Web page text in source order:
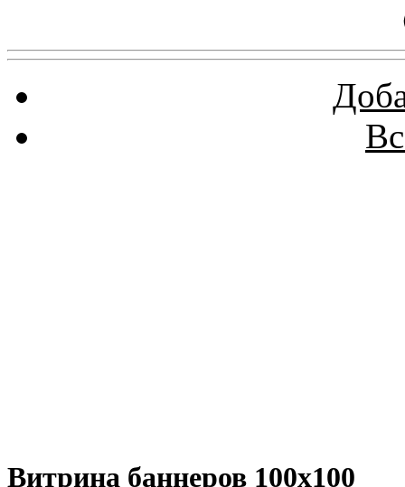
Витрина баннеров 100x100